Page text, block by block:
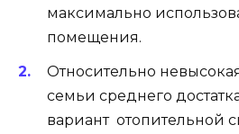
максимально
помещения.
Относительно
семьи среднего
вариант отопительной